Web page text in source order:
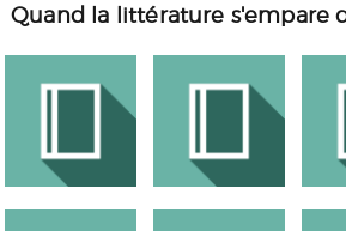
Quand la littérature s'empare